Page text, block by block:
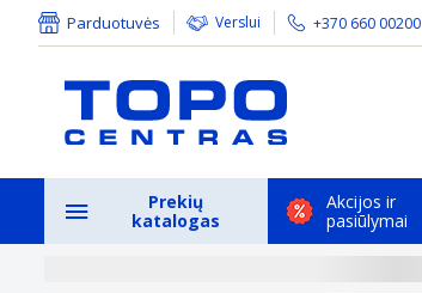
Parduotuvės Verslui +370 660 00200
Prekių
katalogas
Akcijos ir
pasiūlymai